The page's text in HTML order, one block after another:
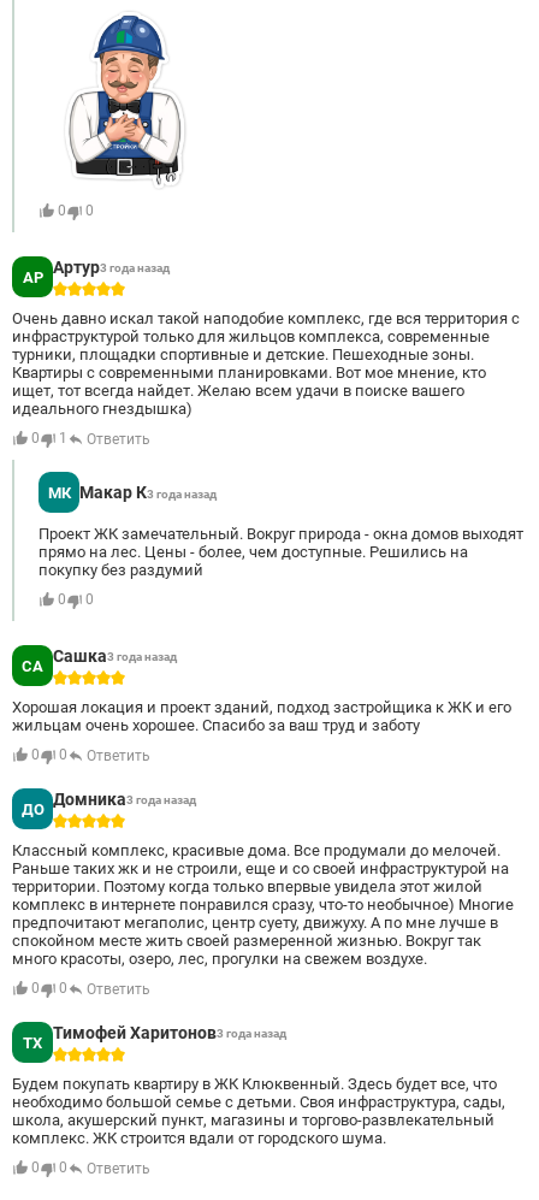
0 0
АР
Артур3 года назад
5
Очень давно искал такой наподобие комплекс, где вся территория с
инфраструктурой только для жильцов комплекса, современные
турники, площадки спортивные и детские. Пешеходные зоны.
Квартиры с современными планировками. Вот мое мнение, кто
ищет, тот всегда найдет. Желаю всем удачи в поиске вашего
идеального гнездышка)
0 1 Ответить
МК Макар К3 года назад
Проект ЖК замечательный. Вокруг природа - окна домов выходят
прямо на лес. Цены - более, чем доступные. Решились на
покупку без раздумий
0 0
СА
Сашка3 года назад
5
Хорошая локация и проект зданий, подход застройщика к ЖК и его
жильцам очень хорошее. Спасибо за ваш труд и заботу
0 0 Ответить
ДО
Домника3 года назад
5
Классный комплекс, красивые дома. Все продумали до мелочей.
Раньше таких жк и не строили, еще и со своей инфраструктурой на
территории. Поэтому когда только впервые увидела этот жилой
комплекс в интернете понравился сразу, что-то необычное) Многие
предпочитают мегаполис, центр суету, движуху. А по мне лучше в
спокойном месте жить своей размеренной жизнью. Вокруг так
много красоты, озеро, лес, прогулки на свежем воздухе.
0 0 Ответить
ТХ
Тимофей Харитонов3 года назад
5
Будем покупать квартиру в ЖК Клюквенный. Здесь будет все, что
необходимо большой семье с детьми. Своя инфраструктура, сады,
школа, акушерский пункт, магазины и торгово-развлекательный
комплекс. ЖК строится вдали от городского шума.
0 0 Ответить